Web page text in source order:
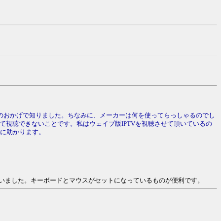
かげで知りました。ちなみに、メーカーは何を使ってらっしゃるのでし
視聴できないことです。私はウェイブ版IPTVを視聴させて頂いているの
助かります。
した。キーボードとマウスがセットになっているものが便利です。